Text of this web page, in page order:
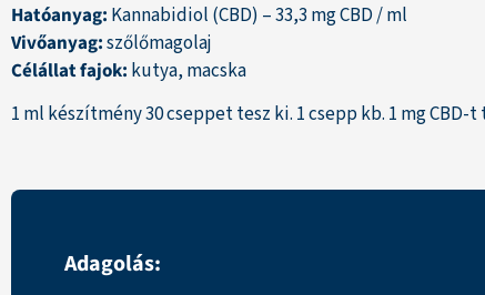
Hatóanyag: Kannabidiol (CBD) – 33,3 mg CBD / ml
Vivőanyag:szőlőmagolaj
Célállat fajok: kutya, macska
1 ml készítmény 30 cseppet tesz ki. 1 csepp kb. 1 mg CBD-
Adagolás: